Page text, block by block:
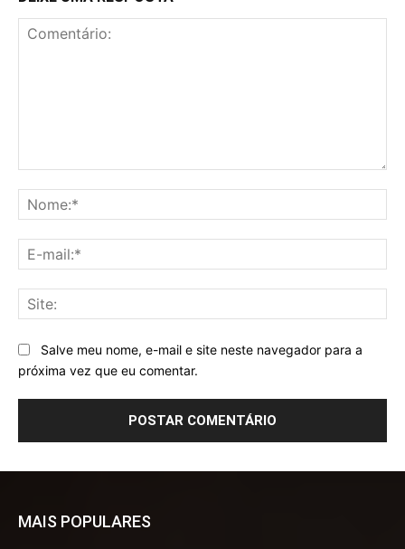
Salve meu nome, e-mail e site neste navegador para a
próxima vez que eu comentar.
MAIS POPULARES